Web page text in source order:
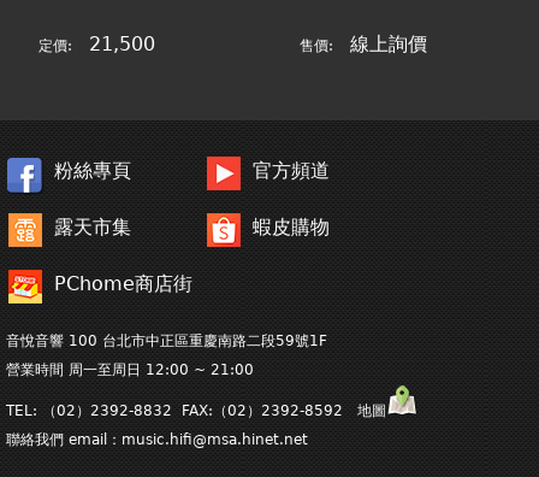
定價: 21,500 售價: 線上詢價
粉絲專頁 官方頻道
露天市集 蝦皮購物
PChome商店街
音悅音響 100 台北市中正區重慶南路二段59號1F
營業時間 周一至周日 12:00 ~ 21:00
TEL: （02）2392-8832 FAX:（02）2392-8592 地圖
聯絡我們 email： music.hifi@msa.hinet.net